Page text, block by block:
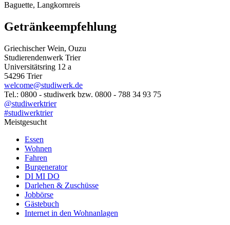
Baguette, Langkornreis
Getränkeempfehlung
Griechischer Wein, Ouzu
Studierendenwerk Trier
Universitätsring 12 a
54296 Trier
welcome@studiwerk.de
Tel.: 0800 - studiwerk bzw. 0800 - 788 34 93 75
@studiwerktrier
#studiwerktrier
Meistgesucht
Essen
Wohnen
Fahren
Burgenerator
DI MI DO
Darlehen & Zuschüsse
Jobbörse
Gästebuch
Internet in den Wohnanlagen